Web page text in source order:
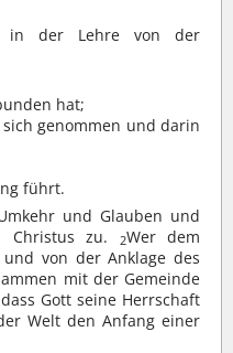
in der Lehre von der
hat;
genommen und darin
führt.
und Glauben und
Christus zu.
2Wer dem
von der Anklage des
mit der Gemeinde
Gott seine Herrschaft
Welt den Anfang einer